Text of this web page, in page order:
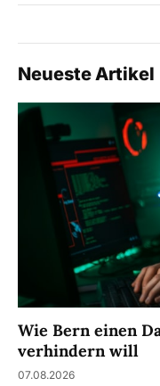
Neueste Artikel
Wie Bern einen
verhindern will
07.08.2026